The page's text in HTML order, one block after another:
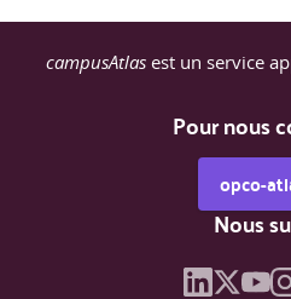
campusAtlas est un service
Pour nous
opco-
Nous